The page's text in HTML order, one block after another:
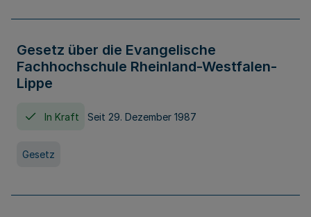
Gesetz über die Evangelische
Fachhochschule Rheinland-Westfalen-
Lippe
In Kraft Seit 29. Dezember 1987
Gesetz